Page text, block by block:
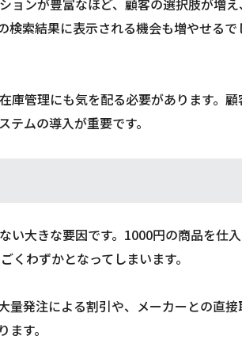
ョンが豊富なほど、顧客の選択肢が増
索結果に表示される機会も増やせるで
庫管理にも気を配る必要があります。顧
ムの導入が重要です。
い大きな要因です。1000円の商品を仕
わずかとなってしまいます。
量発注による割引や、メーカーとの直接
す。